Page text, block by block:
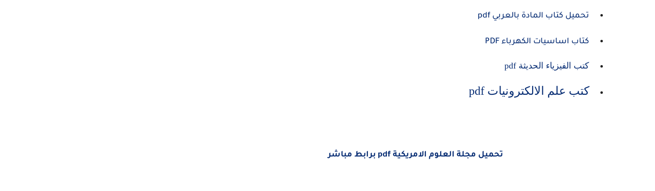
تحميل كتاب المادة بالعربي pdf
كتاب اساسيات الكهرباء PDF
كتب الفيزياء الحديثة pdf
كتب علم الالكترونيات pdf
تحميل مجلة العلوم الامريكية pdf برابط مباشر